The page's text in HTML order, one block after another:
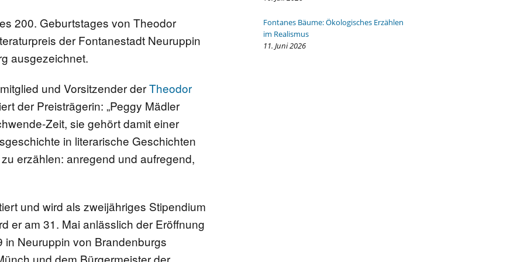
MV / KLOSTER DOBBERTIN
NEUSS/DÜSSELDORF
(NIEDERRHEIN)
POLEN
RUPPIN
ZEUTHEN
BRIEFE AUS BERLIN
200. Geburtstages von Theodor
der Fontanestadt Neuruppin
ausgezeichnet.
und Vorsitzender derTheodor
der Preisträgerin: „Peggy Mädler
Zeit, sie gehört damit einer
in literarische Geschichten
erzählen: anregend und aufregend,
und wird als zweijähriges Stipendium
er am 31. Mai anlässlich der Eröffnung
Neuruppin von Brandenburgs
und dem Bürgermeister der
Fontanes Bäume: Ökologisches Erzählen
im Realismus
11. Juni 2026